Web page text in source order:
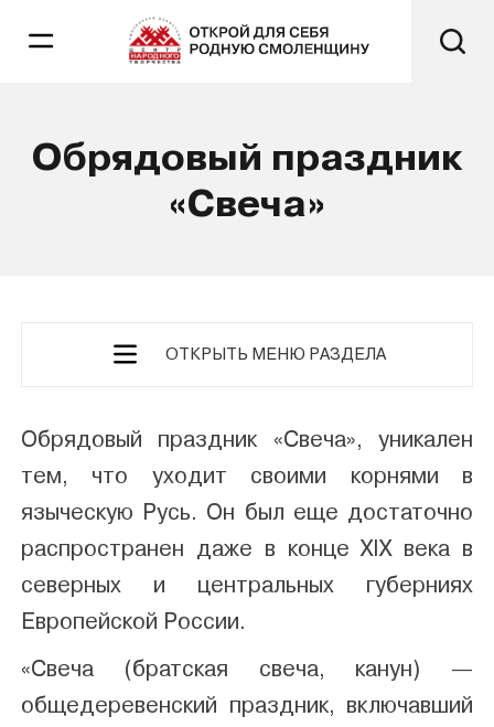
Обрядовый праздник
«Свеча»
ОТКРЫТЬ МЕНЮ РАЗДЕЛА
Обрядовый праздник «Свеча», уникален
тем, что уходит своими корнями в
языческую Русь. Он был еще достаточно
распространен даже в конце ХIХ века в
северных и центральных губерниях
Европейской России.
«Свеча (братская свеча, канун) —
общедеревенский праздник, включавший